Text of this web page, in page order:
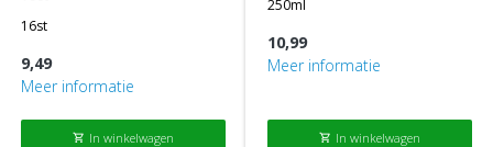
16st
9,49
Meer informatie
shopping_cart In winkelwagen
250ml
10,99
Meer informatie
shopping_cart In winkelwagen